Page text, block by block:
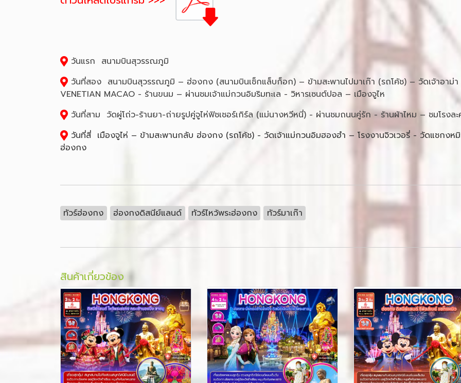
วันแรก สนามบินสุวรรณภูมิ
วันที่สอง สนามบินสุวรรณภูมิ – ฮ่องกง (สนามบินเช็กแล็บก็อก) – ข้ามสะพานไปมาเก๊า (รถโค้ช) – วัดเจ้าอาม่า
VENETIAN MACAO - ร้านขนม – ผ่านชมเจ้าแม่กวนอิมริมทะเล - วิหารเซนต์ปอล – เมืองจูไห
วันที่สาม วัดผู่โถ่ว-ร้านยา-ถ่ายรูปคู่จูไห่ฟิชเชอร์เกิร์ล (แม่นางหวีหนี่) - ผ่านชมถนนคู่รัก - ร้านผ้าไหม – ชมโรง
วันที่สี่ เมืองจูไห่ – ข้ามสะพานกลับ ฮ่องกง (รถโค้ช) - วัดเจ้าแม่กวนอิมฮองฮำ – โรงงานจิวเวอรี่ - วัดแชกง
ฮ่องกง
ทัวร์ฮ่องกง ฮ่องกงดิสนีย์แลนด์ ทัวร์ไหว้พระฮ่องกง ทัวร์มาเก๊า
สินค้าเกี่ยวข้อง